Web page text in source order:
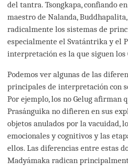
del tantra. Tsongkapa, confiando
maestro de Nalanda,
radicalmente los sistemas de
especialmente el Svatántrika y el
interpretación es la que siguen los
Podemos ver algunas de las
principales de interpretación con
Por ejemplo, los no Gelug afirman
Prasánguika no difieren en sus
objetos anulados por la vacuidad,
emocionales y cognitivos y las
ellos. Las diferencias entre estas
Madyámaka radican